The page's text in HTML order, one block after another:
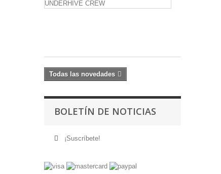
Todas las novedades
BOLETÍN DE NOTICIAS
¡Suscríbete!